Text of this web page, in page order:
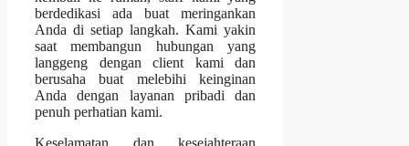
berdedikasi ada buat meringankan
Anda di setiap langkah. Kami yakin
saat membangun hubungan yang
langgeng dengan client kami dan
berusaha buat melebihi keinginan
Anda dengan layanan pribadi dan
penuh perhatian kami.